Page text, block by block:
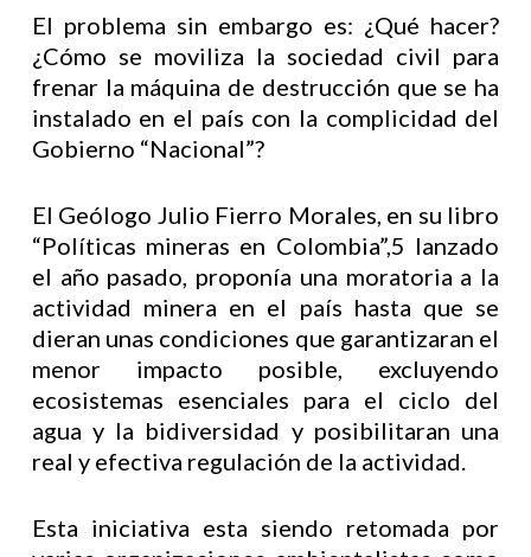
El problema sin embargo es: ¿Qué hacer?
¿Cómo se moviliza la sociedad civil para
frenar la máquina de destrucción que se ha
instalado en el país con la complicidad del
Gobierno “Nacional”?
El Geólogo Julio Fierro Morales, en su libro
“Políticas mineras en Colombia”,5 lanzado
el año pasado, proponía una moratoria a la
actividad minera en el país hasta que se
dieran unas condiciones que garantizaran el
menor impacto posible, excluyendo
ecosistemas esenciales para el ciclo del
agua y la bidiversidad y posibilitaran una
real y efectiva regulación de la actividad.
Esta iniciativa esta siendo retomada por